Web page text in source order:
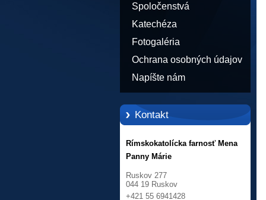
Spoločenstvá
Katechéza
Fotogaléria
Ochrana osobných údajov
Napíšte nám
Kontakt
Rímskokatolícka farnosť Mena
Panny Márie
Ruskov 277
044 19 Ruskov
+421 55 6941428